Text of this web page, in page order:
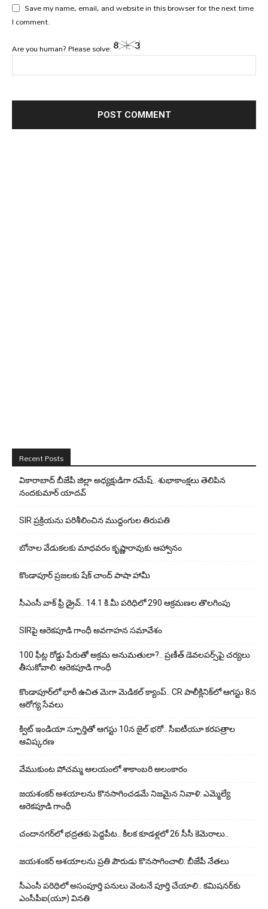
Save my name, email, and website in this browser for the next time
I comment.
Are you human? Please solve:
Recent Posts
వికారాబాద్ బీజేపీ జిల్లా అధ్యక్షుడిగా రమేష్‌.. శుభాకాంక్షలు తెలిపిన
నందకుమార్ యాదవ్
SIR ప్రక్రియను పరిశీలించిన ముద్దంగుల తిరుపతి
బోనాల వేడుకలకు మాధవరం కృష్ణారావుకు ఆహ్వానం
కొండాపూర్ ప్రజలకు షేక్ చాంద్ పాషా హామీ
సీఎంసీ వాక్ ఫ్రీ డ్రైవ్.. 14.1 కి.మీ పరిధిలో 290 ఆక్రమణల తొలగింపు
SIRపై ఆరెకపూడి గాంధీ అవగాహన సమావేశం
100 ఫీట్ల రోడ్డు పేరుతో అక్రమ అనుమతులా?.. ప్రణీత్ డెవలపర్స్‌పై చర్యలు
తీసుకోవాలి: ఆరెకపూడి గాంధీ
కొండాపూర్‌లో భారీ ఉచిత మెగా మెడికల్ క్యాంప్.. CR పాలీక్లినిక్‌లో ఆగస్టు 8న
ఆరోగ్య సేవలు
క్విట్ ఇండియా స్ఫూర్తితో ఆగస్టు 10న జైల్ భరో.. సీఐటీయూ కరపత్రాల
ఆవిష్కరణ
వేముకుంట పోచమ్మ ఆలయంలో శాకాంబరి అలంకారం
జయశంకర్ ఆశయాలను కొనసాగించడమే నిజమైన నివాళి: ఎమ్మెల్యే
ఆరెక‌పూడి గాంధీ
చందానగర్‌లో భద్రతకు పెద్దపీట.. కీలక కూడళ్లలో 26 సీసీ కెమెరాలు..
జయశంకర్ ఆశయాలను ప్రతి పౌరుడు కొనసాగించాలి: బీజేపీ నేతలు
సీఎంసీ పరిధిలో అసంపూర్తి పనులు వెంటనే పూర్తి చేయాలి.. కమిషనర్‌కు
ఎంసీపీఐ(యూ) వినతి